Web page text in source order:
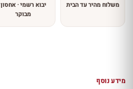
משלוח מהיר עד הבית
יבוא רשמי · אחסון
מבוקר
מידע נוסף